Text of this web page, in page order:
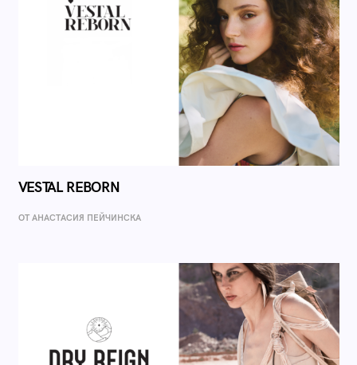
VESTAL REBORN
ОТ AНАСТАСИЯ ПЕЙЧИНСКА